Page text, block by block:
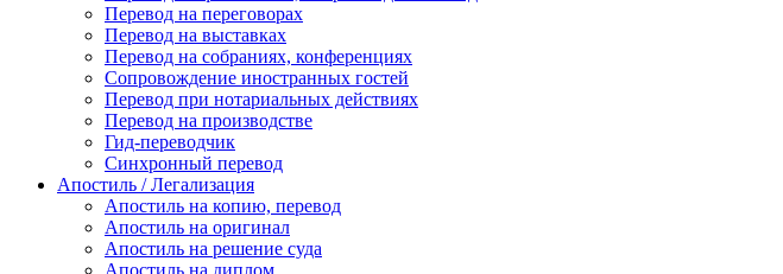
Перевод на переговорах
Перевод на выставках
Перевод на собраниях, конференциях
Сопровождение иностранных гостей
Перевод при нотариальных действиях
Перевод на производстве
Гид-переводчик
Синхронный перевод
Апостиль / Легализация
Апостиль на копию, перевод
Апостиль на оригинал
Апостиль на решение суда
Апостиль на диплом